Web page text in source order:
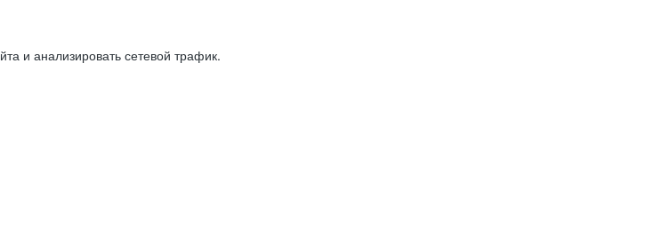
и анализировать сетевой трафик.